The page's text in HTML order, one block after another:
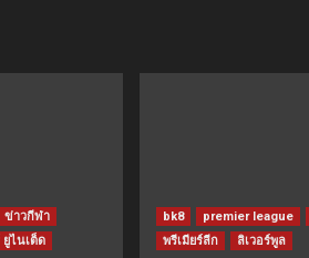
ข่าวกีฬา
ยูไนเต็ด
bk8 premier league
พรีเมียร์ลีก
ลิเวอร์พูล